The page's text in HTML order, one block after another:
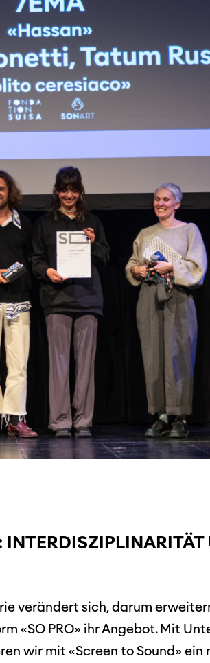
verändert sich, darum
«SO PRO» ihr Angebot. Mit
wir mit «Screen to Sound»